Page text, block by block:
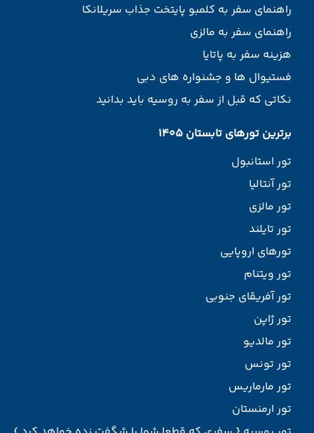
راهنمای سفر به کلمبو پایتخت جذاب سریلانکا
راهنمای سفر به مالزی
هزینه سفر به پاتایا
فستیوال ها و جشنواره های دبی
نکاتی که قبل از سفر به روسیه باید بدانید
برترین تورهای تابستان 1405
تور استانبول
تور آنتالیا
تور مالزی
تور تایلند
تورهای اروپایی
تور ویتنام
تور آفریقای جنوبی
تور ژاپن
تور مالدیو
تور تونس
تور مارماریس
تور ارمنستان